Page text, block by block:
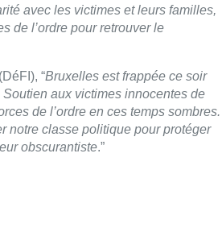
avec les victimes et leurs familles,
de l’ordre pour retrouver le
“Bruxelles est frappée ce soir
aux victimes innocentes de
de l’ordre en ces temps sombres.
notre classe politique pour protéger
obscurantiste.”